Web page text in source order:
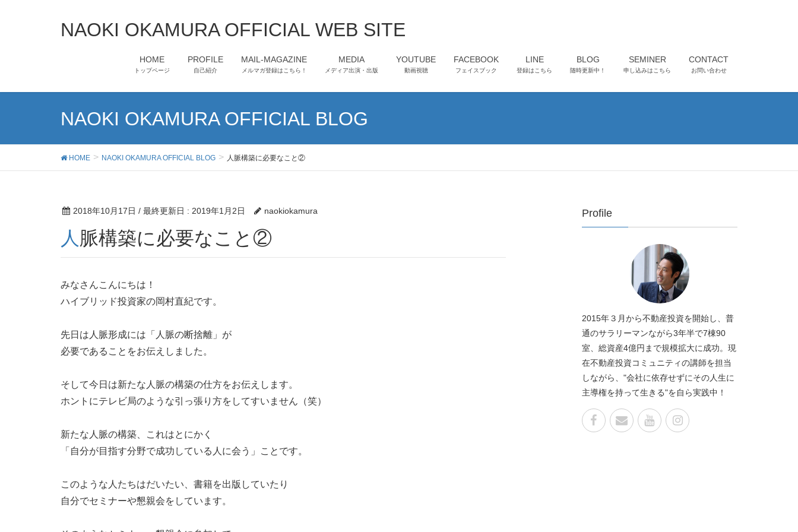
NAOKI OKAMURA OFFICIAL WEB SITE
HOME
トップページ
PROFILE
自己紹介
MAIL-MAGAZINE
メルマガ登録はこちら！
MEDIA
メディア出演・出版
YOUTUBE
動画視聴
FACEBOOK
フェイスブック
LINE
登録はこちら
BLOG
随時更新中！
SEMINER
申し込みはこちら
CONTACT
お問い合わせ
NAOKI OKAMURA OFFICIAL BLOG
HOME NAOKI OKAMURA OFFICIAL BLOG 人脈構築に必要なこと②
2018年10月17日 / 最終更新日 : 2019年1月2日 naokiokamura
人脈構築に必要なこと②
みなさんこんにちは！
ハイブリッド投資家の岡村直紀です。
先日は人脈形成には「人脈の断捨離」が
必要であることをお伝えしました。
そして今日は新たな人脈の構築の仕方をお伝えします。
ホントにテレビ局のような引っ張り方をしてすいません（笑）
新たな人脈の構築、これはとにかく
「自分が目指す分野で成功している人に会う」ことです。
このような人たちはだいたい、書籍を出版していたり
自分でセミナーや懇親会をしています。
Profile
2015年３月から不動産投資を開始し、普
通のサラリーマンながら3年半で7棟90
室、総資産4億円まで規模拡大に成功。現
在不動産投資コミュニティの講師を担当
しながら、"会社に依存せずにその人生に
主導権を持って生きる"を自ら実践中！